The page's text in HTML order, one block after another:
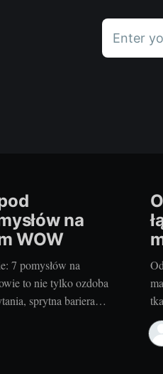
Enter
na
WOW
7 pomysłów na
to nie tylko ozdoba
sprytna bariera
nadanie sypialni
decydujesz o